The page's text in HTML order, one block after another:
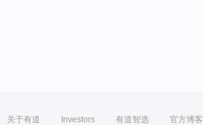
关于有道 Investors 有道智选 官方博客